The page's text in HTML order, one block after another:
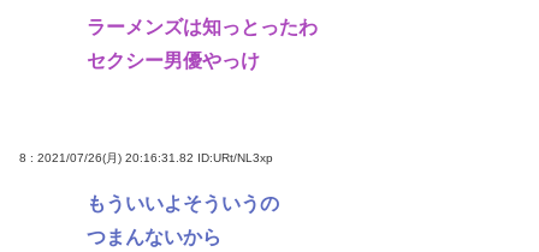
ラーメンズは知っとったわ
セクシー男優やっけ
8 : 2021/07/26(月) 20:16:31.82 ID:URt/NL3xp
もういいよそういうの
つまんないから